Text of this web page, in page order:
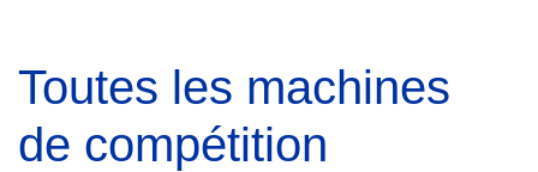
Toutes les machines
de compétition